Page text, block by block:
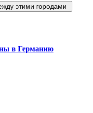
в Германию